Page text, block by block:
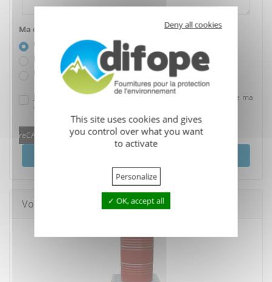
Ma demande concerne :
Ce produit
Plusieurs produits
Un conseil
J'accepte que mes données soient utilisées dans le cadre de ma
demande.
reCAPTCHA is disabled. Allow
Vous pourriez aussi aimer
Deny all cookies
This site uses cookies and gives
you control over what you want
to activate
Personalize
OK, accept all